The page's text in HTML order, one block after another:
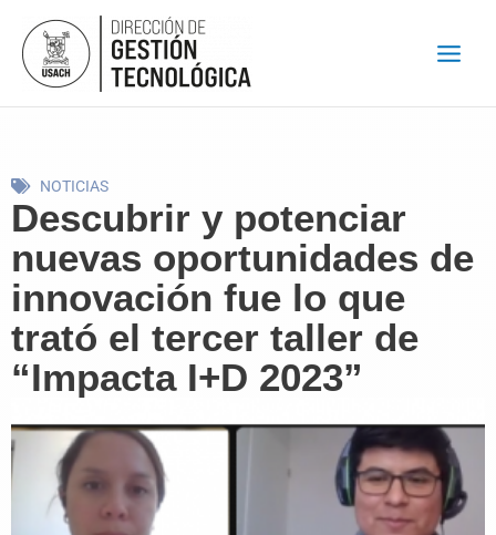
contenido
NOTICIAS
Descubrir y potenciar
nuevas oportunidades de
innovación fue lo que
trató el tercer taller de
“Impacta I+D 2023”